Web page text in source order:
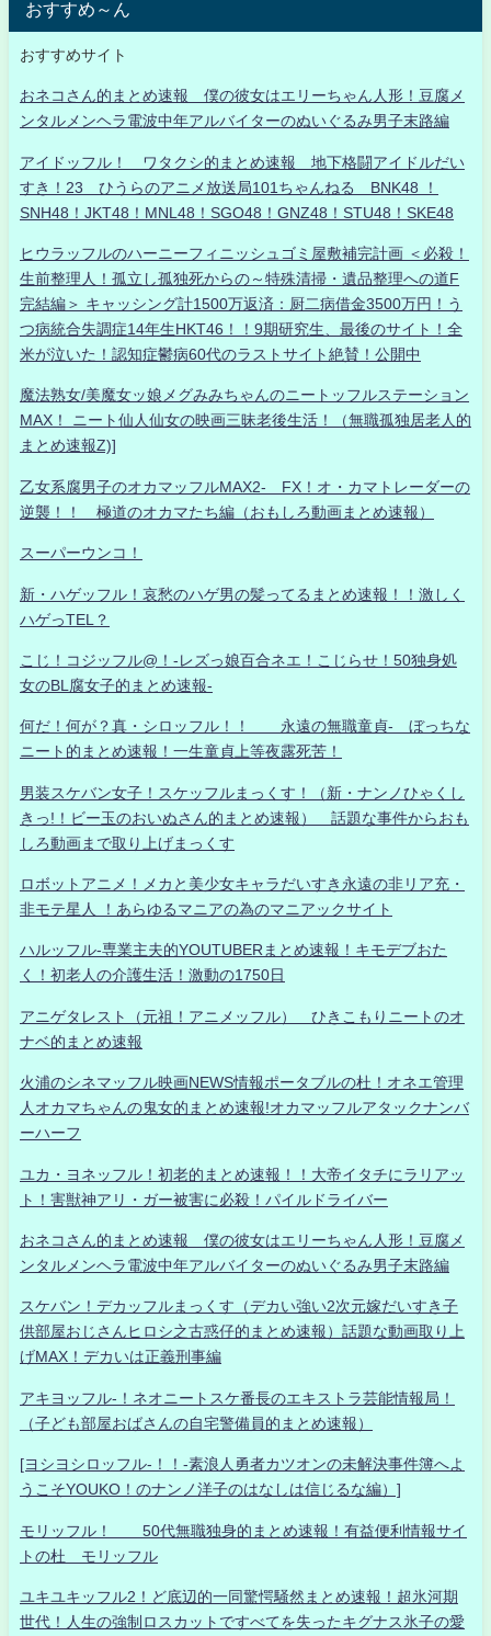
おすすめ～ん
おすすめサイト
おネコさん的まとめ速報 僕の彼女はエリーちゃん人形！豆腐メ
ンタルメンヘラ電波中年アルバイターのぬいぐるみ男子末路編
アイドッフル！ ワタクシ的まとめ速報 地下格闘アイドルだい
すき！23 ひうらのアニメ放送局101ちゃんねる BNK48 ！
SNH48！JKT48！MNL48！SGO48！GNZ48！STU48！SKE48
ヒウラッフルのハーニーフィニッシュゴミ屋敷補完計画 ＜必殺！
生前整理人！孤立し孤独死からの～特殊清掃・遺品整理への道F
完結編＞ キャッシング計1500万返済：厨二病借金3500万円！う
つ病統合失調症14年生HKT46！！9期研究生、最後のサイト！全
米が泣いた！認知症鬱病60代のラストサイト絶賛！公開中
魔法熟女/美魔女ッ娘メグみみちゃんのニートッフルステーション
MAX！ ニート仙人仙女の映画三昧老後生活！（無職孤独居老人的
まとめ速報Z)]
乙女系腐男子のオカマッフルMAX2- FX！オ・カマトレーダーの
逆襲！！ 極道のオカマたち編（おもしろ動画まとめ速報）
スーパーウンコ！
新・ハゲッフル！哀愁のハゲ男の髪ってるまとめ速報！！激しく
ハゲっTEL？
こじ！コジッフル@！-レズっ娘百合ネエ！こじらせ！50独身処
女のBL腐女子的まとめ速報-
何だ！何が？真・シロッフル！！ 永遠の無職童貞- ぼっちな
ニート的まとめ速報！一生童貞上等夜露死苦！
男装スケバン女子！スケッフルまっくす！（新・ナンノひゃくし
きっ!！ビー玉のおいぬさん的まとめ速報） 話題な事件からおも
しろ動画まで取り上げまっくす
ロボットアニメ！メカと美少女キャラだいすき永遠の非リア充・
非モテ星人 ！あらゆるマニアの為のマニアックサイト
ハルッフル-専業主夫的YOUTUBERまとめ速報！キモデブおた
く！初老人の介護生活！激動の1750日
アニゲタレスト（元祖！アニメッフル） ひきこもりニートのオ
ナベ的まとめ速報
火浦のシネマッフル映画NEWS情報ポータブルの杜！オネエ管理
人オカマちゃんの鬼女的まとめ速報!オカマッフルアタックナンバ
ーハーフ
ユカ・ヨネッフル！初老的まとめ速報！！大帝イタチにラリアッ
ト！害獣神アリ・ガー被害に必殺！パイルドライバー
おネコさん的まとめ速報 僕の彼女はエリーちゃん人形！豆腐メ
ンタルメンヘラ電波中年アルバイターのぬいぐるみ男子末路編
スケバン！デカッフルまっくす（デカい強い2次元嫁だいすき子
供部屋おじさんヒロシ之古惑仔的まとめ速報）話題な動画取り上
げMAX！デカいは正義刑事編
アキヨッフル-！ネオニートスケ番長のエキストラ芸能情報局！
（子ども部屋おばさんの自宅警備員的まとめ速報）
[ヨシヨシロッフル-！！-素浪人勇者カツオンの未解決事件簿へよ
うこそYOUKO！のナンノ洋子のはなしは信じるな編）]
モリッフル！ 50代無職独身的まとめ速報！有益便利情報サイ
トの杜 モリッフル
ユキユキッフル2！ど底辺的一同驚愕騒然まとめ速報！超氷河期
世代！人生の強制ロスカットですべてを失ったキグナス氷子の愛